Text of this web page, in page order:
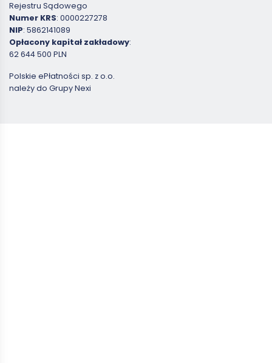
Rejestru Sądowego
Numer KRS: 0000227278
NIP: 5862141089
Opłacony kapitał zakładowy:
62 644 500 PLN
Polskie ePłatności sp. z o.o.
należy do Grupy Nexi